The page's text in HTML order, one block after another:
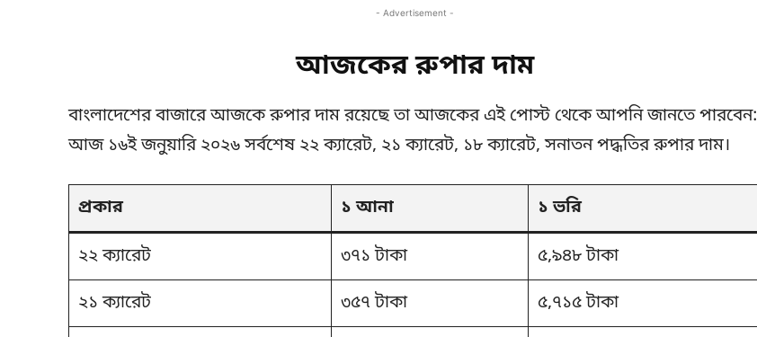
- Advertisement -
আজকের রুপার দাম
বাংলাদেশের বাজারে আজকে রুপার দাম রয়েছে তা আজকের এই পোস্ট থেকে আপনি জানতে পারবেন:
আজ ১৬ই জনুয়ারি ২০২৬ সর্বশেষ ২২ ক্যারেট, ২১ ক্যারেট, ১৮ ক্যারেট, সনাতন পদ্ধতির রুপার দাম।
প্রকার ১ আনা ১ ভরি
২২ ক্যারেট ৩৭১ টাকা ৫,৯৪৮ টাকা
২১ ক্যারেট ৩৫৭ টাকা ৫,৭১৫ টাকা